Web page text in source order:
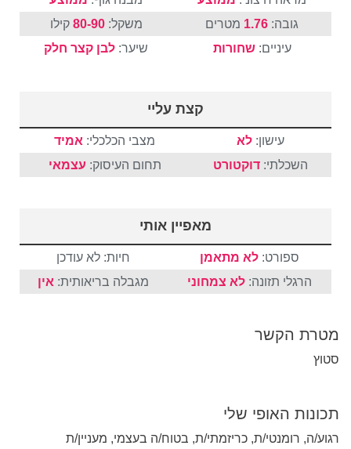
גובה: 1.76 מטרים משקל:80-90 קילו
עיניים:שחורות שיער: לבן קצר חלק
קצת עליי
עישון: לא מצבי הכלכלי: אמיד
השכלתי: דוקטורט תחום העיסוק: עצמאי
מאפיין אותי
ספורט:לא מתאמן
חיות: לא עודכן
הרגלי תזונה:לא צמחוני מגבלה בריאותית: אין
מטרת הקשר
סטוץ
תכונות האופי שלי
רגוע/ה, רומנטי/ת, כריזמתי/ת, בטוח/ה בעצמי, מעניין/ת